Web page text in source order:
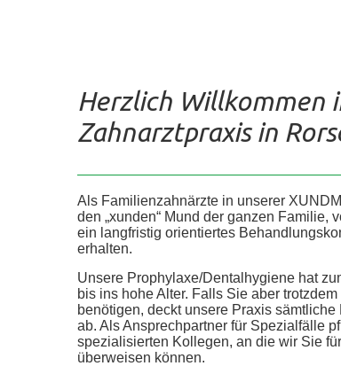
Herzlich Willkommen
Zahnarztpraxis in
Als Familienzahnärzte in unserer
den „xunden“ Mund der ganzen Familie,
ein langfristig orientiertes
erhalten.
Unsere Prophylaxe/Dentalhygiene hat
bis ins hohe Alter. Falls Sie aber
benötigen, deckt unsere Praxis
ab. Als Ansprechpartner für Spezialfälle
spezialisierten Kollegen, an die wir Sie
überweisen können.